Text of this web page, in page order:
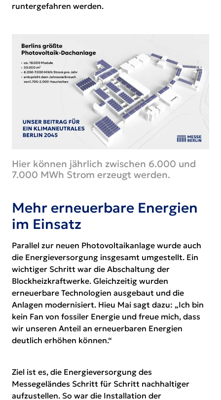
runtergefahren werden.
Hier können jährlich zwischen 6.000 und
7.000 MWh Strom erzeugt werden.
Mehr erneuerbare Energien
im Einsatz
Parallel zur neuen Photovoltaikanlage wurde auch
die Energieversorgung insgesamt umgestellt. Ein
wichtiger Schritt war die Abschaltung der
Blockheizkraftwerke. Gleichzeitig wurden
erneuerbare Technologien ausgebaut und die
Anlagen modernisiert. Hieu Mai sagt dazu: „Ich bin
kein Fan von fossiler Energie und freue mich, dass
wir unseren Anteil an erneuerbaren Energien
deutlich erhöhen können.“
Ziel ist es, die Energieversorgung des
Messegeländes Schritt für Schritt nachhaltiger
aufzustellen. So war die Installation der